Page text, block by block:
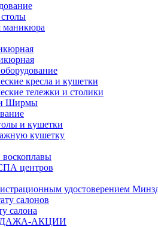
маникюра
кресла и кушетки
тележки и столики
Ширмы
и кушетки
кушетку
центров
удостоверением
салонов
салона
АКЦИИ